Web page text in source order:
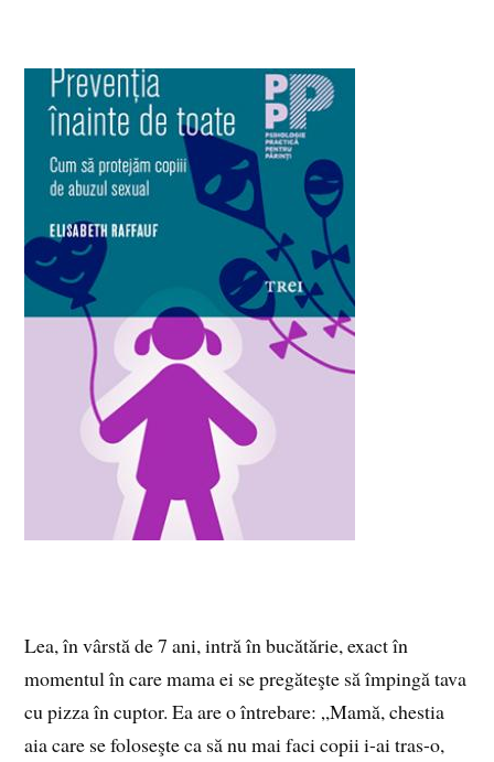
Lea, în vârstă de 7 ani, intră în bucătărie, exact în
momentul în care mama ei se pregăteşte să împingă tava
cu pizza în cuptor. Ea are o întrebare: „Mamă, chestia
aia care se foloseşte ca să nu mai faci copii i-ai tras-o,